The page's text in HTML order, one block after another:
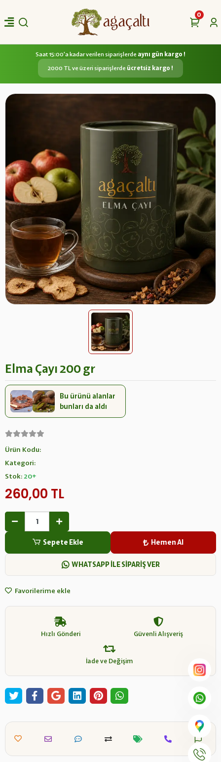
0
Saat 15:00'a kadar verilen siparişlerde aynı gün kargo !
2000 TL ve üzeri siparişlerde ücretsiz kargo !
Elma Çayı 200 gr
Bu ürünü alanlar
bunları da aldı
Ürün Kodu:
Kategori:
Stok:20+
260,00 TL
Sepete Ekle Hemen Al
WHATSAPP İLE SİPARİŞ VER
Favorilerime ekle
Hızlı Gönderi Güvenli Alışveriş
İade ve Değişim